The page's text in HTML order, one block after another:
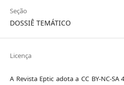
Seção
DOSSIÊ TEMÁTICO
Licença
A Revista Eptic adota a CC BY-NC-SA